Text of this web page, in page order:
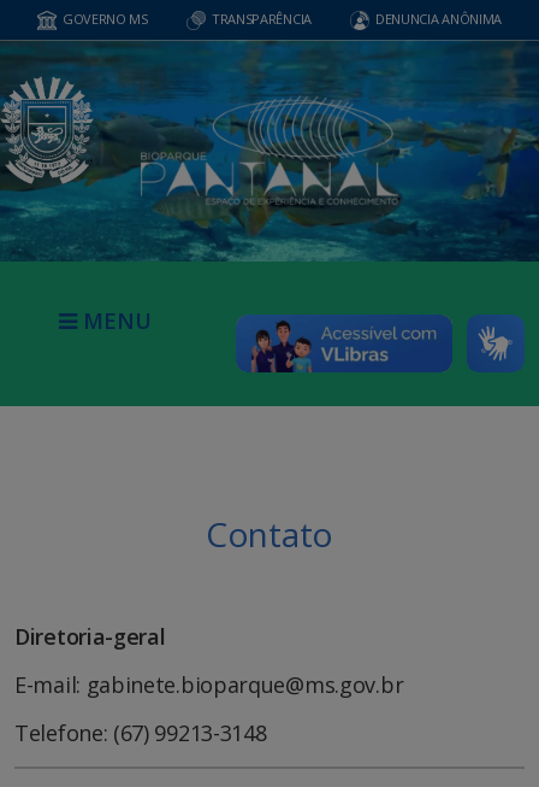
GOVERNO MS TRANSPARÊNCIA DENUNCIA ANÔNIMA
MENU
Contato
Diretoria-geral
E-mail: gabinete.bioparque@ms.gov.br
Telefone: (67) 99213-3148